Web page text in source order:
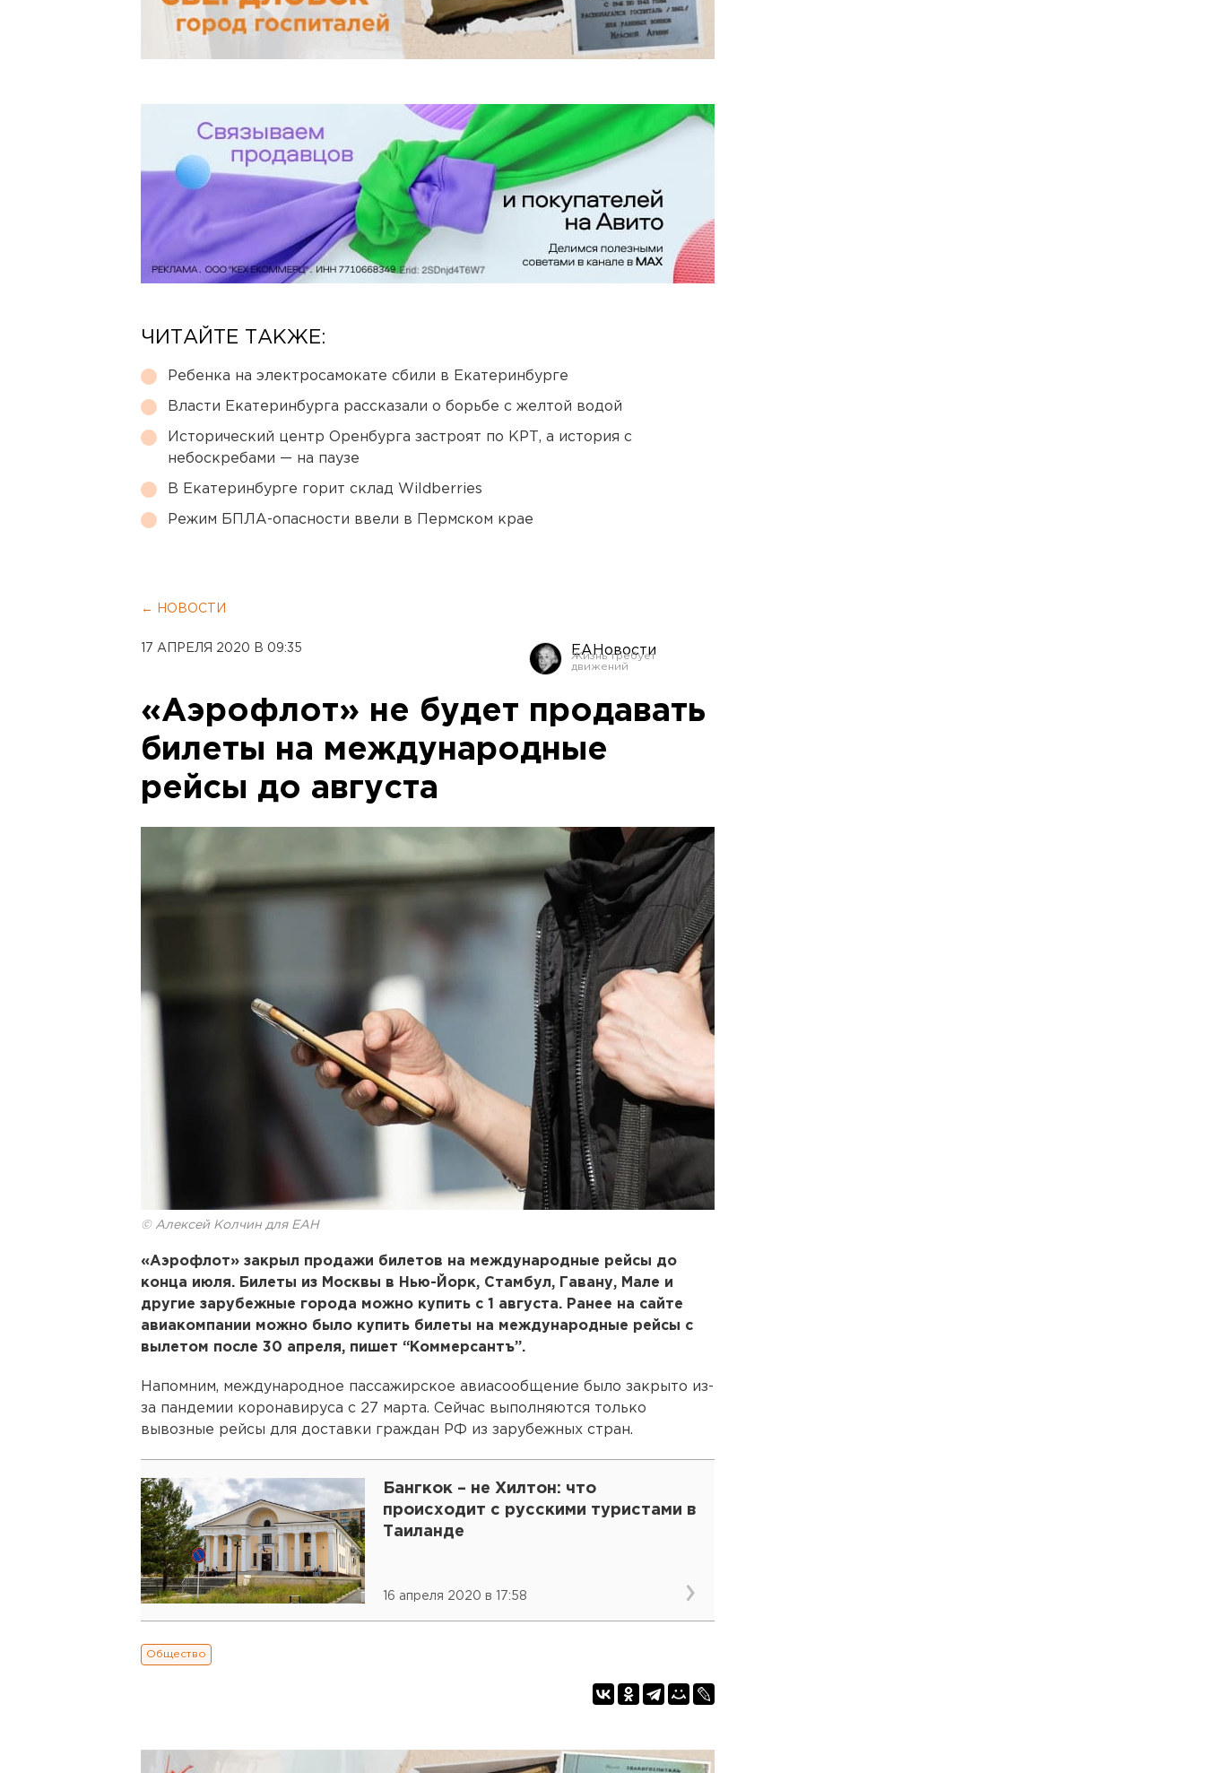
ЧИТАЙТЕ ТАКЖЕ:
Ребенка на электросамокате сбили в Екатеринбурге
Власти Екатеринбурга рассказали о борьбе с желтой водой
Исторический центр Оренбурга застроят по КРТ, а история с
небоскребами — на паузе
В Екатеринбурге горит склад Wildberries
Режим БПЛА-опасности ввели в Пермском крае
← НОВОСТИ
17 АПРЕЛЯ 2020 В 09:35 ЕАНовости
«Аэрофлот» не будет продавать
билеты на международные
рейсы до августа
© Алексей Колчин для ЕАН
«Аэрофлот» закрыл продажи билетов на международные рейсы до
конца июля. Билеты из Москвы в Нью-Йорк, Стамбул, Гавану, Мале и
другие зарубежные города можно купить с 1 августа. Ранее на сайте
авиакомпании можно было купить билеты на международные рейсы с
вылетом после 30 апреля, пишет “Коммерсантъ”.
Напомним, международное пассажирское авиасообщение было закрыто из-
за пандемии коронавируса с 27 марта. Сейчас выполняются только
вывозные рейсы для доставки граждан РФ из зарубежных стран.
Бангкок – не Хилтон: что
происходит с русскими туристами в
Таиланде
16 апреля 2020 в 17:58
Общество